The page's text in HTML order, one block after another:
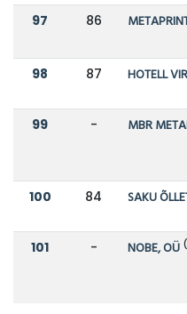
97 86
98 87 HOTELL
99 - MBR
100 84 SAKU
101 - NOBE, OÜ